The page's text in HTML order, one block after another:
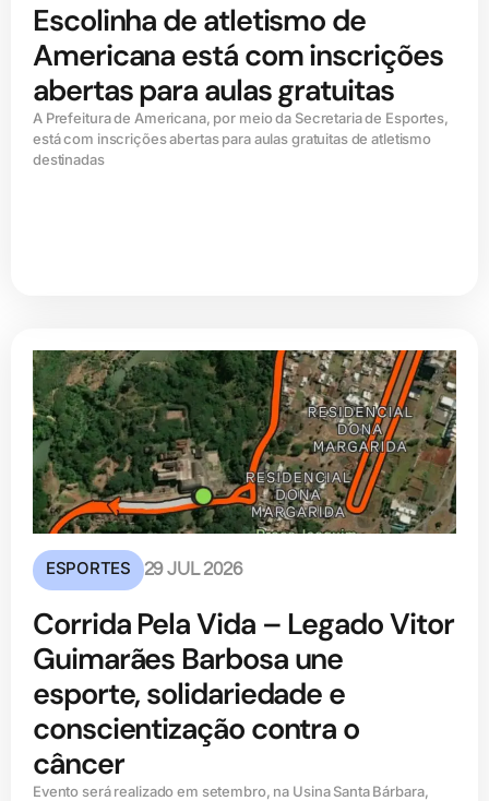
Escolinha de atletismo de
Americana está com inscrições
abertas para aulas gratuitas
A Prefeitura de Americana, por meio da Secretaria de Esportes,
está com inscrições abertas para aulas gratuitas de atletismo
destinadas
ESPORTES 29 JUL 2026
Corrida Pela Vida – Legado Vitor
Guimarães Barbosa une
esporte, solidariedade e
conscientização contra o
câncer
Evento será realizado em setembro, na Usina Santa Bárbara,